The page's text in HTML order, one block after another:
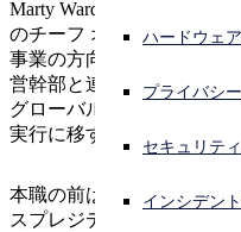
サイバー攻撃を受けてい
サインイン
Open search
ハードウェ
プライバシー
セキュリテ
インシデン
脅威ニュース
イベント
採用情報
Marty Ward はソフォス シ
のチーフ オブ スタッフを
事業の方向性を練るほか、
営幹部と連携しながら、
グローバル企業へとさら
実行に移す役割を担って
本職の前は、ソフォスの
スプレジデントを 10年以